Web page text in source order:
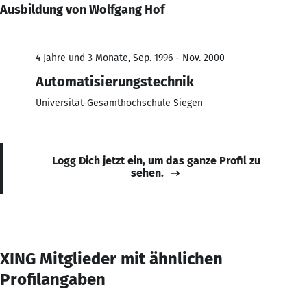
Ausbildung von Wolfgang Hof
4 Jahre und 3 Monate, Sep. 1996 - Nov. 2000
Automatisierungstechnik
Universität-Gesamthochschule Siegen
Logg Dich jetzt ein, um das ganze Profil zu
sehen.
XING Mitglieder mit ähnlichen
Profilangaben